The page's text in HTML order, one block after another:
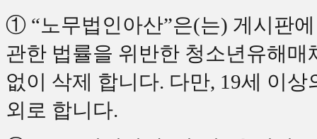
① “노무법인아산”은(는) 게시판
관한 법률을 위반한 청소년유해
없이 삭제 합니다. 다만, 19세 이
외로 합니다.